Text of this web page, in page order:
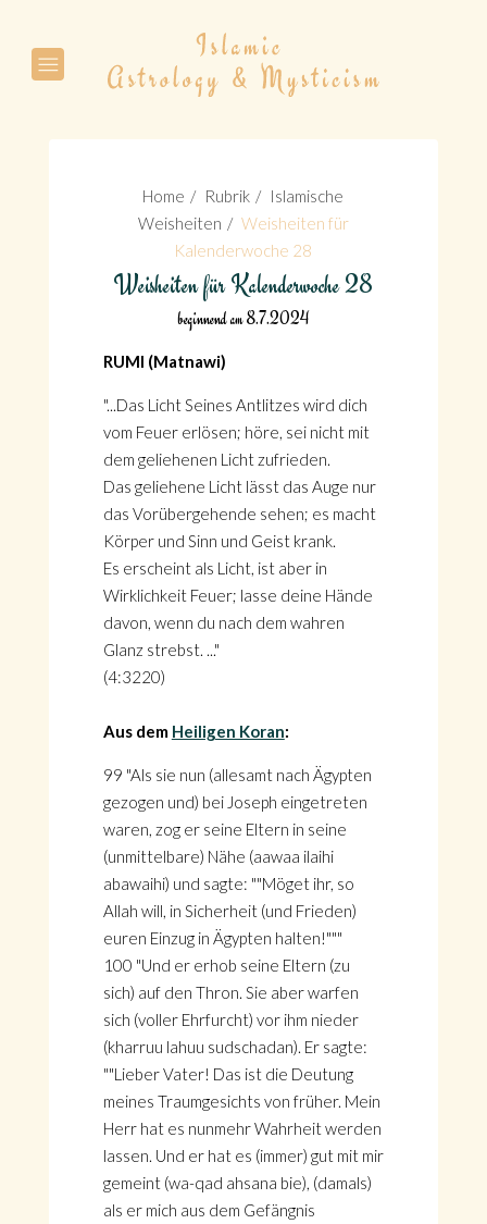
Home Rubrik
Islamische
Weisheiten
Weisheiten für
Kalenderwoche 28
Weisheiten für Kalenderwoche 28
beginnend am 8.7.2024
RUMI (Matnawi)
"...Das Licht Seines Antlitzes wird dich
vom Feuer erlösen; höre, sei nicht mit
dem geliehenen Licht zufrieden.
Das geliehene Licht lässt das Auge nur
das Vorübergehende sehen; es macht
Körper und Sinn und Geist krank.
Es erscheint als Licht, ist aber in
Wirklichkeit Feuer; lasse deine Hände
davon, wenn du nach dem wahren
Glanz strebst. ..."
(4:3220)
Aus dem Heiligen Koran:
99 "Als sie nun (allesamt nach Ägypten
gezogen und) bei Joseph eingetreten
waren, zog er seine Eltern in seine
(unmittelbare) Nähe (aawaa ilaihi
abawaihi) und sagte: ""Möget ihr, so
Allah will, in Sicherheit (und Frieden)
euren Einzug in Ägypten halten!"""
100 "Und er erhob seine Eltern (zu
sich) auf den Thron. Sie aber warfen
sich (voller Ehrfurcht) vor ihm nieder
(kharruu lahuu sudschadan). Er sagte:
""Lieber Vater! Das ist die Deutung
meines Traumgesichts von früher. Mein
Herr hat es nunmehr Wahrheit werden
lassen. Und er hat es (immer) gut mit mir
gemeint (wa-qad ahsana bie), (damals)
als er mich aus dem Gefängnis